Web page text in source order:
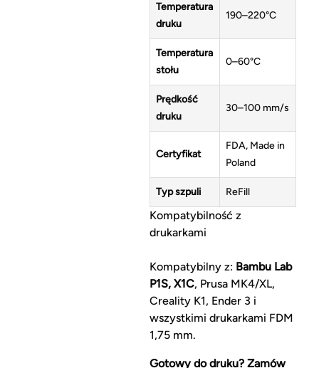
Temperatura
druku
190–220°C
Temperatura
stołu
0–60°C
Prędkość
druku
30–100 mm/s
Certyfikat
FDA, Made in
Poland
Typ szpuli ReFill
Kompatybilność z
drukarkami
Kompatybilny z: Bambu Lab
P1S, X1C, Prusa MK4/XL,
Creality K1, Ender 3 i
wszystkimi drukarkami FDM
1,75 mm.
Gotowy do druku? Zamów